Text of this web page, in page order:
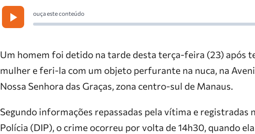
ouça este conteúdo
Um homem foi detido na tarde desta terça-feira (23) após
mulher e feri-la com um objeto perfurante na nuca, na
Nossa Senhora das Graças, zona centro-sul de Manaus.
Segundo informações repassadas pela vítima e registradas
Polícia (DIP), o crime ocorreu por volta de 14h30, quando